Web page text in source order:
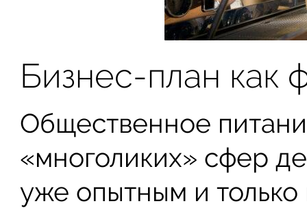
Бизнес-план как
Общественное
«многоликих» сфер
уже опытным и